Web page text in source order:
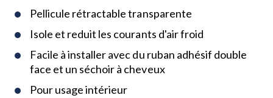
Pellicule rétractable transparente
Isole et reduit les courants d'air froid
Facile à installer avec du ruban adhésif double
face et un séchoir à cheveux
Pour usage intérieur